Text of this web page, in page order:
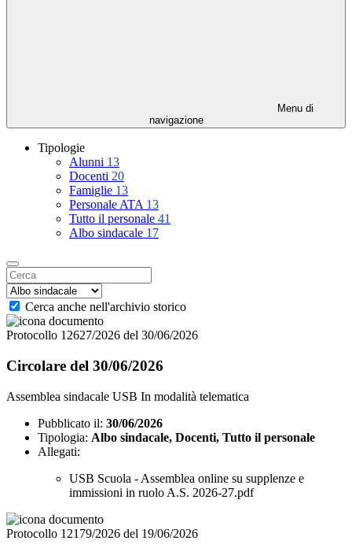
Menu di
navigazione
Tipologie
Alunni 13
Docenti 20
Famiglie 13
Personale ATA 13
Tutto il personale 41
Albo sindacale 17
Cerca anche nell'archivio storico
Protocollo 12627/2026 del 30/06/2026
Circolare del 30/06/2026
Assemblea sindacale USB In modalità telematica
Pubblicato il: 30/06/2026
Tipologia: Albo sindacale, Docenti, Tutto il personale
Allegati:
USB Scuola - Assemblea online su supplenze e
immissioni in ruolo A.S. 2026-27.pdf
Protocollo 12179/2026 del 19/06/2026